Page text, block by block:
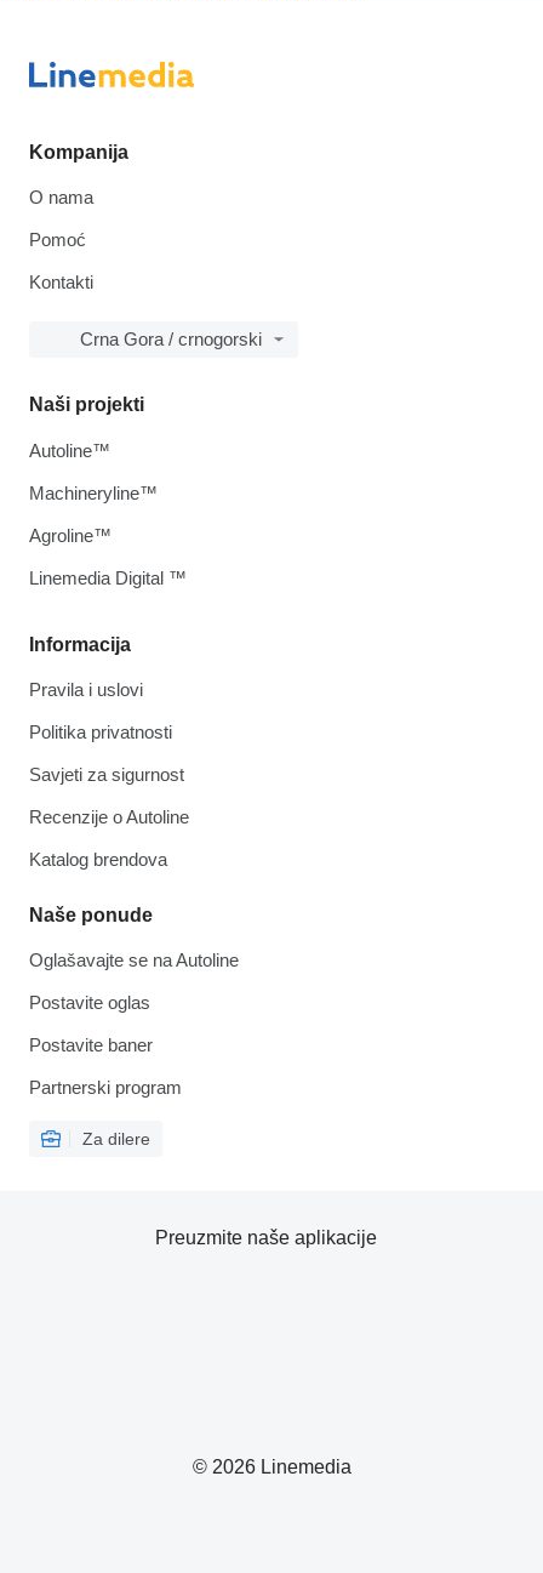
Kompanija
O nama
Pomoć
Kontakti
Crna Gora / crnogorski
Informacija
Pravila i uslovi
Politika privatnosti
Savjeti za sigurnost
Recenzije o Autoline
Katalog brendova
Naše ponude
Oglašavajte se na Autoline
Postavite oglas
Postavite baner
Partnerski program
Za dilere
Naši projekti
Autoline™
Machineryline™
Agroline™
Linemedia Digital ™
© 2026 Linemedia
Preuzmite naše aplikacije